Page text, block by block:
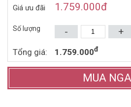
Giá ưu đãi 1.759.000đ
Số lượng +
-
Tổng giá: 1.759.000đ
MUA
2.220.000đ 1.465.000đ